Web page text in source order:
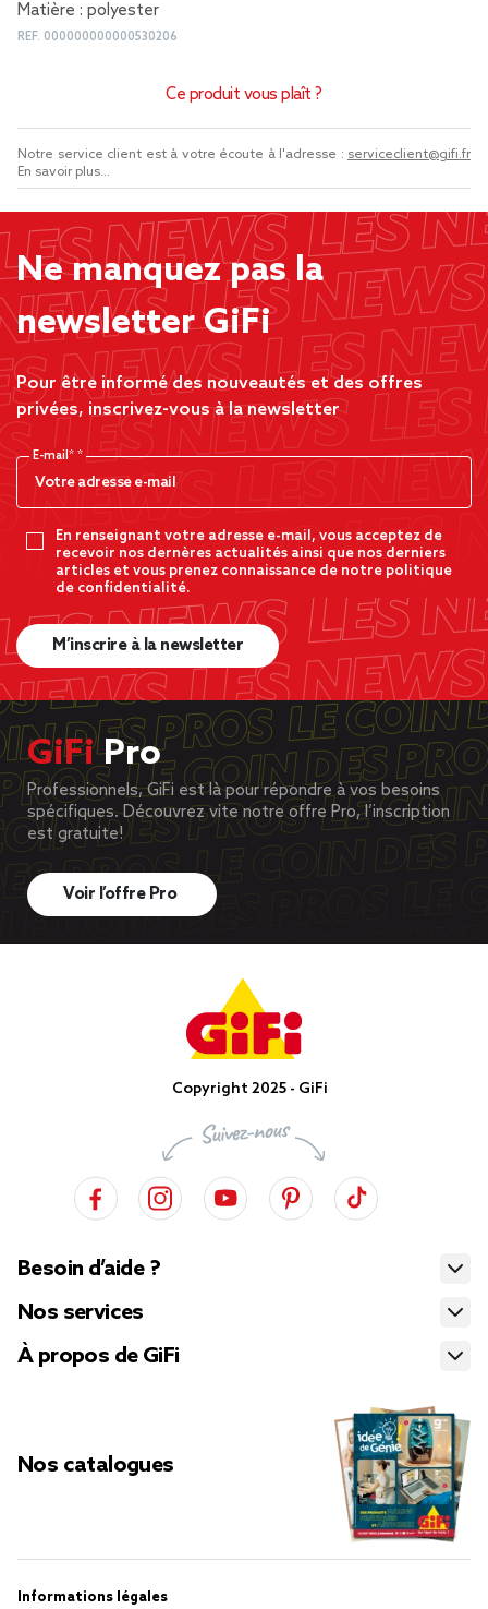
Matière : polyester
REF. 000000000000530206
Ce produit vous plaît ?
Notre service client est à votre écoute à l'adresse : serviceclient@gifi.fr
En savoir plus...
Ne manquez pas la
newsletter GiFi
Pour être informé des nouveautés et des offres
privées, inscrivez-vous à la newsletter
E-mail*
En renseignant votre adresse e-mail, vous acceptez de
recevoir nos dernères actualités ainsi que nos derniers
articles et vous prenez connaissance de notre politique
de confidentialité.
M’inscrire à la newsletter
GiFiPro
Professionnels, GiFi est là pour répondre à vos besoins
spécifiques. Découvrez vite notre offre Pro, l’inscription
est gratuite!
Voir l’offre Pro
Copyright 2025 - GiFi
Besoin d’aide ?
Nos services
À propos de GiFi
Nos catalogues
Informations légales